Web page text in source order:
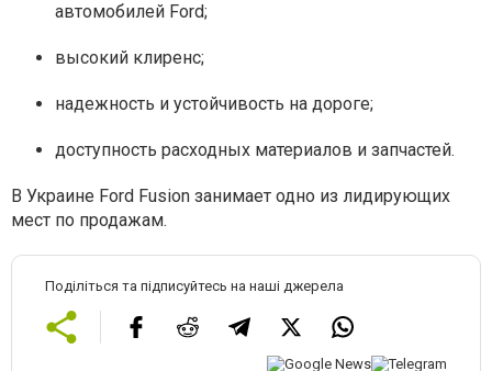
автомобилей Ford;
высокий клиренс;
надежность и устойчивость на дороге;
доступность расходных материалов и запчастей.
В Украине Ford Fusion занимает одно из лидирующих
мест по продажам.
Поділіться та підписуйтесь на наші джерела